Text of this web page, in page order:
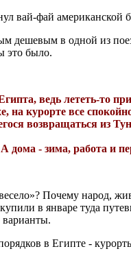
фай американской
в одной из
это было.
ведь лететь-то
курорте все
возвращаться из
дома - зима, работа и
Почему народ,
в янва­ре туда
в Египте -